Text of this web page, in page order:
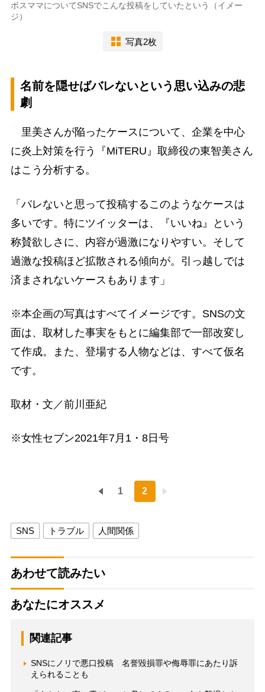
ボスママについてSNSでこんな投稿をしていたという（イメー
ジ）
写真2枚
名前を隠せばバレないという思い込みの悲
劇
里美さんが陥ったケースについて、企業を中心
に炎上対策を行う『MiTERU』取締役の東智美さん
はこう分析する。
「バレないと思って投稿するこのようなケースは
多いです。特にツイッターは、『いいね』という
称賛欲しさに、内容が過激になりやすい。そして
過激な投稿ほど拡散される傾向が。引っ越しでは
済まされないケースもあります」
※本企画の写真はすべてイメージです。SNSの文
面は、取材した事実をもとに編集部で一部改変し
て作成。また、登場する人物などは、すべて仮名
です。
取材・文／前川亜紀
※女性セブン2021年7月1・8日号
1 2
SNS トラブル 人間関係
あわせて読みたい
あなたにオススメ
関連記事
SNSにノリで悪口投稿 名誉毀損罪や侮辱罪にあたり訴
えられることも